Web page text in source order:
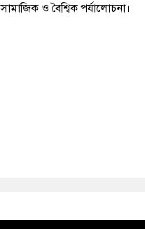
সামাজিক ও বৈশ্বিক পর্যালোচনা।